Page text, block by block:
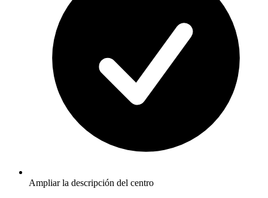
Ampliar la descripción del centro